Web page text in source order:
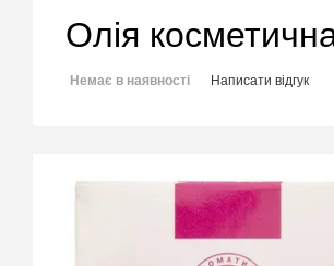
Олія
Немає в наявності Написати відгук